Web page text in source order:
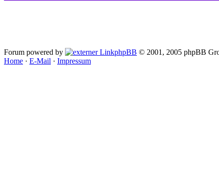
Forum powered by phpBB © 2001, 2005 phpBB
Home · E-Mail · Impressum